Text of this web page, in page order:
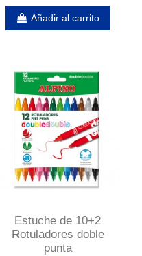
Añadir al carrito
Estuche de 10+2
Rotuladores doble
punta